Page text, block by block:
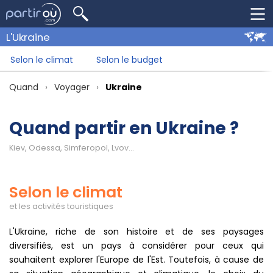
L'Ukraine
Selon le climat Selon le budget
Quand Voyager Ukraine
Quand partir en Ukraine ?
Kiev, Odessa, Simferopol, Lvov...
Selon le climat
et les activités touristiques
L'Ukraine, riche de son histoire et de ses paysages
diversifiés, est un pays à considérer pour ceux qui
souhaitent explorer l'Europe de l'Est. Toutefois, à cause de